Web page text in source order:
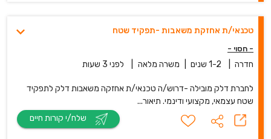
טכנאי/ת אחזקת משאבות -תפקיד שטח
- חסוי -
חדרה 1-2 שנים משרה מלאה לפני 3 שעות
לחברת דלק מובילה -דרוש/ה טכנאי/ת אחזקה משאבות דלק לתפקיד
שטח עצמאי, מקצועי ודינמי. תיאור...